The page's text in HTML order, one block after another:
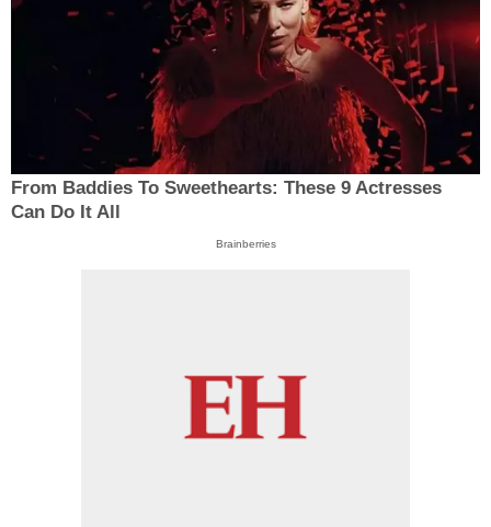
From Baddies To Sweethearts: These 9 Actresses
Can Do It All
Brainberries